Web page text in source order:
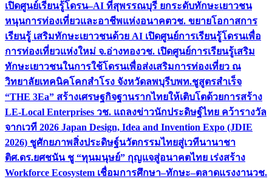
เปิดศูนย์เรียนรู้โดรน–AI ที่สุพรรณบุรี ยกระดับทักษะเยาวชน
หนุนการท่องเที่ยวและอาชีพแห่งอนาคตวช. ขยายโอกาสการ
เรียนรู้ เสริมทักษะเยาวชนด้วย AI เปิดศูนย์การเรียนรู้โดรนเพื่อ
การท่องเที่ยวแห่งใหม่ จ.อ่างทองวช. เปิดศูนย์การเรียนรู้เสริม
ทักษะเยาวชนในการใช้โดรนเพื่อส่งเสริมการท่องเที่ยว ณ
วิทยาลัยเทคนิคโคกสำโรง จังหวัดลพบุรีบพท.ชูสูตรสำเร็จ
“THE 3Ea” สร้างเศรษฐกิจฐานรากไทยให้เติบโตด้วยการสร้าง
LE-Local Enterprises วช. แถลงข่าวนักประดิษฐ์ไทย คว้ารางวัล
จากเวที 2026 Japan Design, Idea and Invention Expo (JDIE
2026) ชูศักยภาพสิ่งประดิษฐ์นวัตกรรมไทยสู่เวทีนานาชา
ติศ.ดร.ยศชนัน ชู “ทุนมนุษย์” กุญแจสู่อนาคตไทย เร่งสร้าง
Workforce Ecosystem เชื่อมการศึกษา–ทักษะ–ตลาดแรงงานวช.